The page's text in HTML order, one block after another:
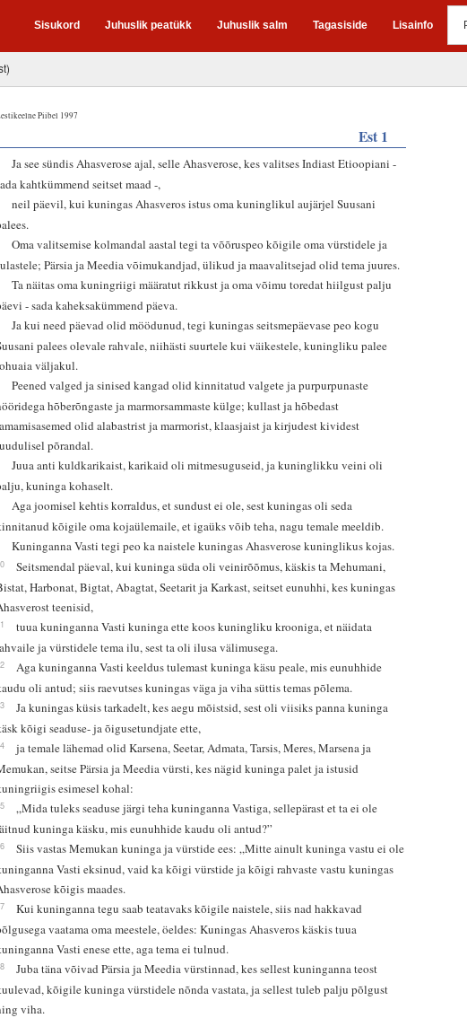
Sisukord Juhuslik peatükk Juhuslik salm Tagasiside Lisainfo
Piibel 1997
Est 1
Ja see sündis Ahasverose ajal, selle Ahasverose, kes valitses Indiast Etioopiani -
kahtkümmend seitset maad -,
neil päevil, kui kuningas Ahasveros istus oma kuninglikul aujärjel Suusani
Oma valitsemise kolmandal aastal tegi ta võõruspeo kõigile oma vürstidele ja
Pärsia ja Meedia võimukandjad, ülikud ja maavalitsejad olid tema juures.
Ta näitas oma kuningriigi määratut rikkust ja oma võimu toredat hiilgust palju
- sada kaheksakümmend päeva.
Ja kui need päevad olid möödunud, tegi kuningas seitsmepäevase peo kogu
palees olevale rahvale, niihästi suurtele kui väikestele, kuningliku palee
väljakul.
Peened valged ja sinised kangad olid kinnitatud valgete ja purpurpunaste
hõberõngaste ja marmorsammaste külge; kullast ja hõbedast
olid alabastrist ja marmorist, klaasjaist ja kirjudest kividest
põrandal.
Juua anti kuldkarikaist, karikaid oli mitmesuguseid, ja kuninglikku veini oli
kuninga kohaselt.
Aga joomisel kehtis korraldus, et sundust ei ole, sest kuningas oli seda
kõigile oma kojaülemaile, et igaüks võib teha, nagu temale meeldib.
Kuninganna Vasti tegi peo ka naistele kuningas Ahasverose kuninglikus kojas.
Seitsmendal päeval, kui kuninga süda oli veinirõõmus, käskis ta Mehumani,
Harbonat, Bigtat, Abagtat, Seetarit ja Karkast, seitset eunuhhi, kes kuningas
teenisid,
tuua kuninganna Vasti kuninga ette koos kuningliku krooniga, et näidata
ja vürstidele tema ilu, sest ta oli ilusa välimusega.
Aga kuninganna Vasti keeldus tulemast kuninga käsu peale, mis eunuhhide
oli antud; siis raevutses kuningas väga ja viha süttis temas põlema.
Ja kuningas küsis tarkadelt, kes aegu mõistsid, sest oli viisiks panna kuninga
kõigi seaduse- ja õigusetundjate ette,
ja temale lähemad olid Karsena, Seetar, Admata, Tarsis, Meres, Marsena ja
seitse Pärsia ja Meedia vürsti, kes nägid kuninga palet ja istusid
esimesel kohal:
„Mida tuleks seaduse järgi teha kuninganna Vastiga, sellepärast et ta ei ole
kuninga käsku, mis eunuhhide kaudu oli antud?”
Siis vastas Memukan kuninga ja vürstide ees: „Mitte ainult kuninga vastu ei ole
Vasti eksinud, vaid ka kõigi vürstide ja kõigi rahvaste vastu kuningas
kõigis maades.
Kui kuninganna tegu saab teatavaks kõigile naistele, siis nad hakkavad
vaatama oma meestele, öeldes: Kuningas Ahasveros käskis tuua
Vasti enese ette, aga tema ei tulnud.
Juba täna võivad Pärsia ja Meedia vürstinnad, kes sellest kuninganna teost
kõigile kuninga vürstidele nõnda vastata, ja sellest tuleb palju põlgust
viha.